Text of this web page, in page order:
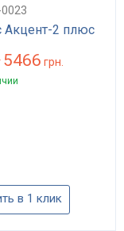
0023
Акцент-2 плюс
5466 грн.
в 1 клик